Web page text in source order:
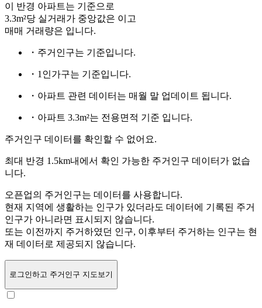
이 반경 아파트는 기준으로
3.3m²당 실거래가 중앙값은 이고
매매 거래량은 입니다.
・주거인구는 기준입니다.
・1인가구는 기준입니다.
・아파트 관련 데이터는 매월 말 업데이트 됩니다.
・아파트 3.3m²는 전용면적 기준 입니다.
주거인구 데이터를 확인할 수 없어요.
최대 반경 1.5km내에서 확인 가능한 주거인구 데이터가 없습
니다.
오픈업의 주거인구는 데이터를 사용합니다.
현재 지역에 생활하는 인구가 있더라도 데이터에 기록된 주거
인구가 아니라면 표시되지 않습니다.
또는 이전까지 주거하였던 인구, 이후부터 주거하는 인구는 현
재 데이터로 제공되지 않습니다.
로그인하고 주거인구 지도보기